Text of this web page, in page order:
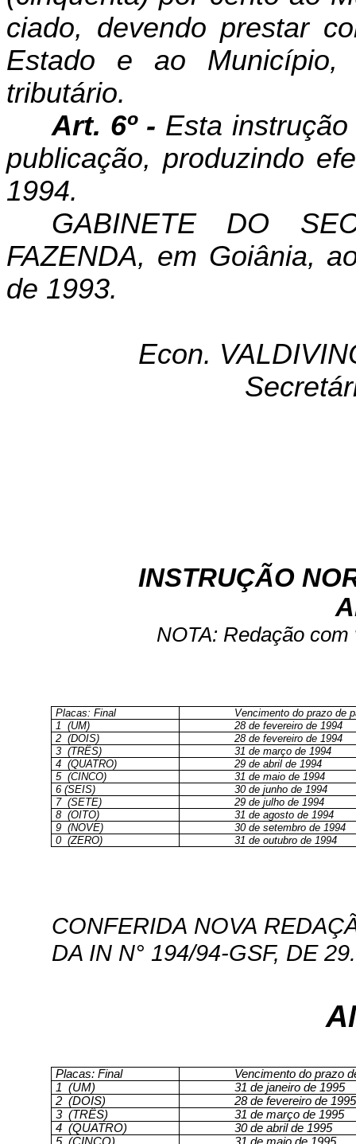
ciado, devendo prestar
Estado e ao Municí­pio,
tributário.
Art. 6º - Esta
publicação, produzindo
1994.
GABINETE DO
FAZENDA, em Goiânia,
de 1993.
Econ.
INSTRUÇÃO
NOTA: Redação
Placas: Final
Vencimento do prazo de
1 (UM)
28 de fevereiro de 1994
2 (DOIS)
28 de fevereiro de 1994
3 (TRÊS)
31 de março de 1994
4 (QUATRO)
29 de abril de 1994
5 (CINCO)
31 de maio de 1994
6 (SEIS)
30 de junho de 1994
7 (SETE)
29 de julho de 1994
8 (OITO)
31 de agosto de 1994
9 (NOVE)
30 de setembro de 1994
0 (ZERO) 31 de outubro de 1994
CONFERIDA NOVA
DA IN N° 194/94-GSF, DE
Placas: Final
Vencimento do prazo
1 (UM)
31 de janeiro de 1995
2 (DOIS)
28 de fevereiro de 1995
3 (TRÊS)
31 de março de 1995
4 (QUATRO)
30 de abril de 1995